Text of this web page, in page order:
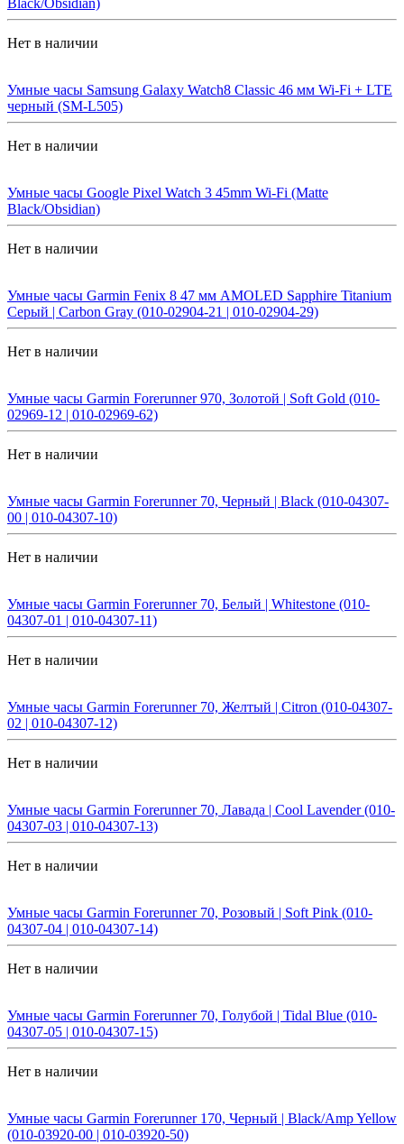
Black/Obsidian)
Нет в наличии
Умные часы Samsung Galaxy Watch8 Classic 46 мм Wi-Fi + LTE
черный (SM-L505)
Нет в наличии
Умные часы Google Pixel Watch 3 45mm Wi-Fi (Matte
Black/Obsidian)
Нет в наличии
Умные часы Garmin Fenix 8 47 мм AMOLED Sapphire Titanium
Серый | Carbon Gray (010-02904-21 | 010-02904-29)
Нет в наличии
Умные часы Garmin Forerunner 970, Золотой | Soft Gold (010-
02969-12 | 010-02969-62)
Нет в наличии
Умные часы Garmin Forerunner 70, Черный | Black (010-04307-
00 | 010-04307-10)
Нет в наличии
Умные часы Garmin Forerunner 70, Белый | Whitestone (010-
04307-01 | 010-04307-11)
Нет в наличии
Умные часы Garmin Forerunner 70, Желтый | Citron (010-04307-
02 | 010-04307-12)
Нет в наличии
Умные часы Garmin Forerunner 70, Лавада | Cool Lavender (010-
04307-03 | 010-04307-13)
Нет в наличии
Умные часы Garmin Forerunner 70, Розовый | Soft Pink (010-
04307-04 | 010-04307-14)
Нет в наличии
Умные часы Garmin Forerunner 70, Голубой | Tidal Blue (010-
04307-05 | 010-04307-15)
Нет в наличии
Умные часы Garmin Forerunner 170, Черный | Black/Amp Yellow
(010-03920-00 | 010-03920-50)